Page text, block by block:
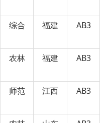
综合 福建 AB3
农林 福建 AB3
师范 江西 AB3